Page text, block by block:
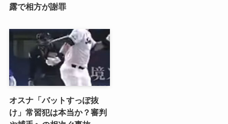
露で相方が謝罪
オスナ「バットすっぽ抜
け」常習犯は本当か？審判